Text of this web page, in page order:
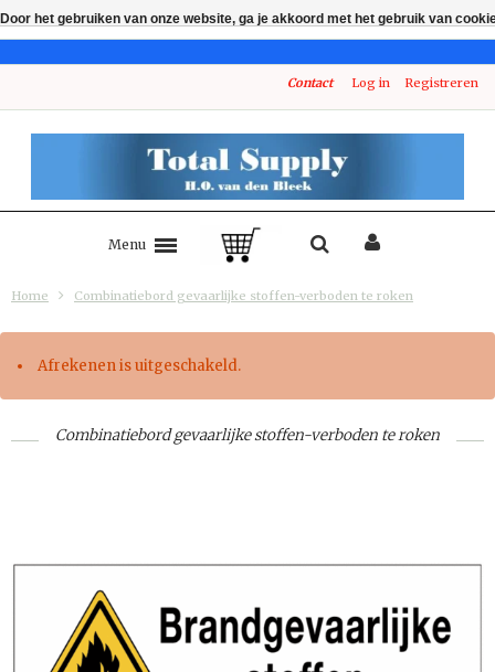
Contact Log in Registreren
Menu
Home Combinatiebord gevaarlijke stoffen-verboden te roken
Afrekenen is uitgeschakeld.
Combinatiebord gevaarlijke stoffen-verboden te roken
Door het gebruiken van onze website, ga je akkoord met het gebruik van